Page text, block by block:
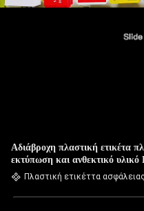
Αδιάβροχη πλαστική ετικέτα
εκτύπωση και ανθεκτικό υλικό
ασφαλείας
Πλαστική ετικέττα ασφάλειας